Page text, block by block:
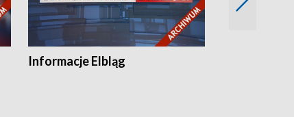
Informacje Elbląg